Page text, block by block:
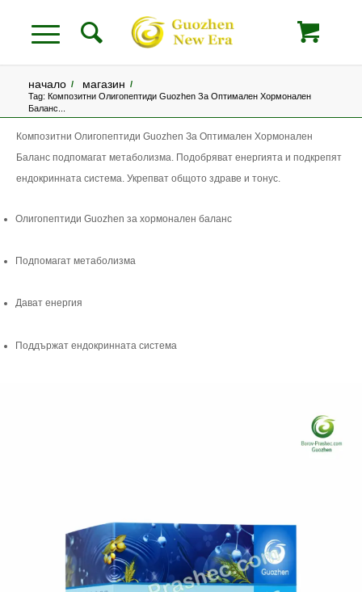
начало / магазин /
Tag: Композитни Олигопептиди Guozhen За Оптимален Хормонален
Баланс...
Композитни Олигопептиди Guozhen За Оптимален Хормонален
Баланс подпомагат метаболизма. Подобряват енергията и подкрепят
ендокринната система. Укрепват общото здраве и тонус.
Олигопептиди Guozhen за хормонален баланс
Подпомагат метаболизма
Дават енергия
Поддържат ендокринната система